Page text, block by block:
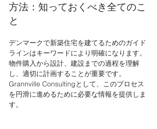
方法：知っておくべき全てのこ
と
デンマークで新築住宅を建てるためのガイド
ラインはキーワードにより明確になります。
物件購入から設計、建設までの過程を理解
し、適切に計画することが重要です。
Grannville Consultingとして、このプロセス
を円滑に進めるために必要な情報を提供しま
す。